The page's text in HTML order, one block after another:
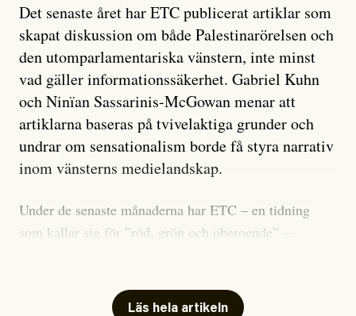
Det senaste året har ETC publicerat artiklar som
skapat diskussion om både Palestinarörelsen och
den utomparlamentariska vänstern, inte minst
vad gäller informationssäkerhet. Gabriel Kuhn
och Ninïan Sassarinis-McGowan menar att
artiklarna baseras på tvivelaktiga grunder och
undrar om sensationalism borde få styra narrativ
inom vänsterns medielandskap.
Under de senaste månaderna har ETC – en tidning
som kallar sig för ”röd, grön och oberoende” –
skriver för? Vad betyder det att vara en ”röd, grön och
Läs hela artikeln